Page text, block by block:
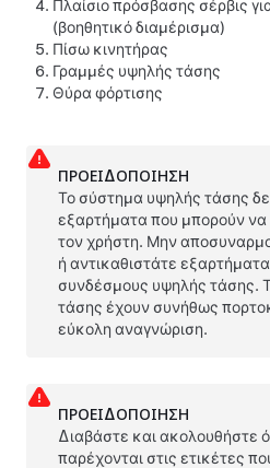
Πλαίσιο πρόσβασης σέρβις
(βοηθητικό διαμέρισμα)
Πίσω κινητήρας
Γραμμές υψηλής τάσης
Θύρα φόρτισης
ΠΡΟΕΙΔΟΠΟΊΗΣΗ
Το σύστημα υψηλής τάσης
εξαρτήματα που μπορούν
τον χρήστη. Μην
ή αντικαθιστάτε
συνδέσμους υψηλής τάσης.
τάσης έχουν συνήθως
εύκολη αναγνώριση.
ΠΡΟΕΙΔΟΠΟΊΗΣΗ
Διαβάστε και ακολουθήστε
παρέχονται στις ετικέτες